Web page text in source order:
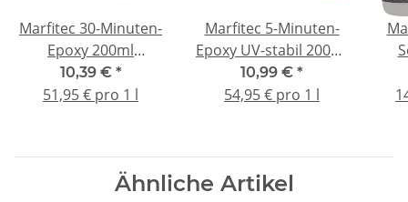
Marfitec 30-Minuten-
Epoxy 200ml
(Epoxidharz 100ml,
Epoxidhärter 100ml)
10,39 € *
51,95 € pro 1 l
Marfitec 5-Minuten-
Epoxy UV-stabil 200ml
(Epoxidharz 100ml,
Epoxidhärter 100ml)
10,99 € *
54,95 € pro 1 l
Ähnliche Artikel